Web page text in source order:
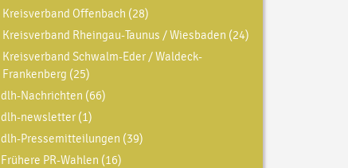
Kreisverband Offenbach (28)
Kreisverband Rheingau-Taunus / Wiesbaden (24)
Kreisverband Schwalm-Eder / Waldeck-
Frankenberg (25)
dlh-Nachrichten (66)
dlh-newsletter (1)
dlh-Pressemitteilungen (39)
Frühere PR-Wahlen (16)